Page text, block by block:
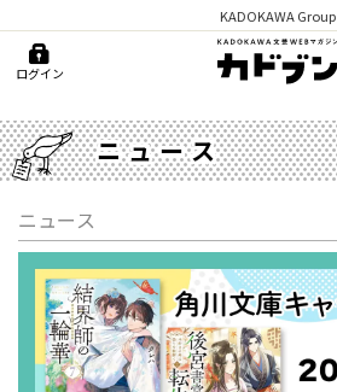
KADOKAWA Group
ログイン
ニュース
ニュース